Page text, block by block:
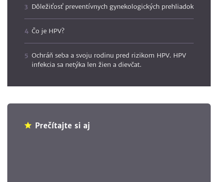
Dôležiťosť preventívnych gynekologických prehliadok
Čo je HPV?
Ochráň seba a svoju rodinu pred rizikom HPV. HPV
infekcia sa netýka len žien a dievčat.
Prečítajte si aj